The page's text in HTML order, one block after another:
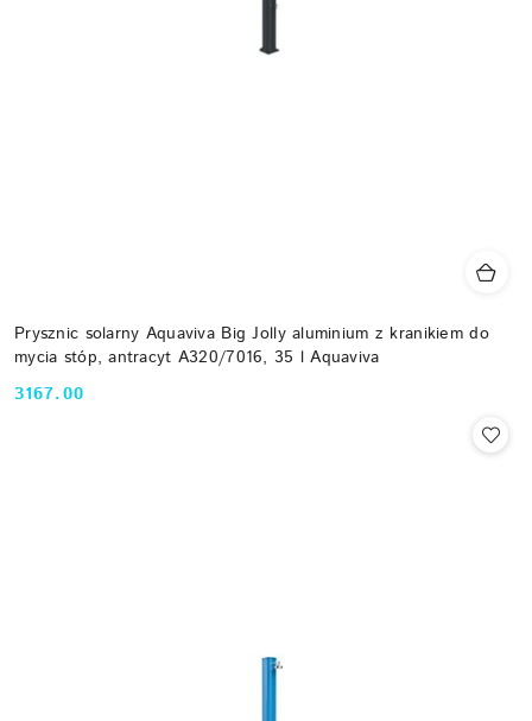
Prysznic solarny Aquaviva Big Jolly aluminium z kranikiem do
mycia stóp, antracyt A320/7016, 35 l Aquaviva
Cena:
3167.00